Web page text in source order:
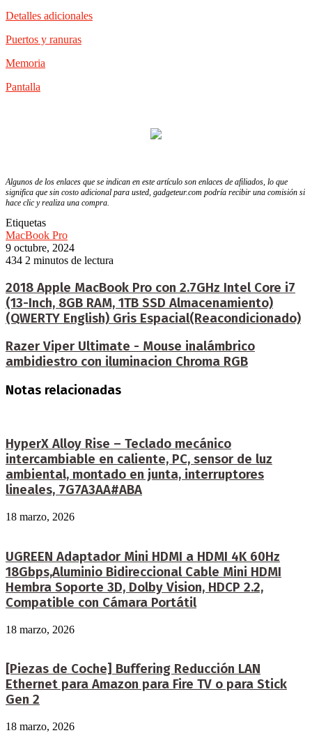
Detalles adicionales
Puertos y ranuras
Memoria
Pantalla
Algunos de los enlaces que se indican en este artículo son enlaces de afiliados, lo que
significa que sin costo adicional para usted, gadgeteur.com podría recibir una comisión si
hace clic y realiza una compra.
Etiquetas
MacBook Pro
9 octubre, 2024
434 2 minutos de lectura
2018 Apple MacBook Pro con 2.7GHz Intel Core i7
(13-Inch, 8GB RAM, 1TB SSD Almacenamiento)
(QWERTY English) Gris Espacial(Reacondicionado)
Razer Viper Ultimate - Mouse inalámbrico
ambidiestro con iluminacion Chroma RGB
Notas relacionadas
HyperX Alloy Rise – Teclado mecánico
intercambiable en caliente, PC, sensor de luz
ambiental, montado en junta, interruptores
lineales, 7G7A3AA#ABA
18 marzo, 2026
UGREEN Adaptador Mini HDMI a HDMI 4K 60Hz
18Gbps,Aluminio Bidireccional Cable Mini HDMI
Hembra Soporte 3D, Dolby Vision, HDCP 2.2,
Compatible con Cámara Portátil
18 marzo, 2026
[Piezas de Coche] Buffering Reducción LAN
Ethernet para Amazon para Fire TV o para Stick
Gen 2
18 marzo, 2026